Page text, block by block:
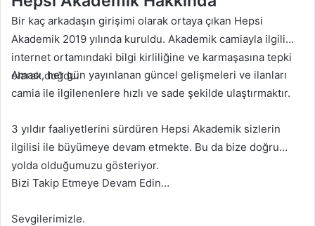
Bir kaç arkadaşın girişimi olarak ortaya çıkan Hepsi
Akademik 2019 yılında kuruldu. Akademik camiayla ilgili
internet ortamındaki bilgi kirliliğine ve karmaşasına tepki
olarak doğdu.
Amacı, her gün yayınlanan güncel gelişmeleri ve ilanları
camia ile ilgilenenlere hızlı ve sade şekilde ulaştırmaktır.
3 yıldır faaliyetlerini sürdüren Hepsi Akademik sizlerin
ilgilisi ile büyümeye devam etmekte. Bu da bize doğru
yolda olduğumuzu gösteriyor.
Bizi Takip Etmeye Devam Edin…
Sevgilerimizle.